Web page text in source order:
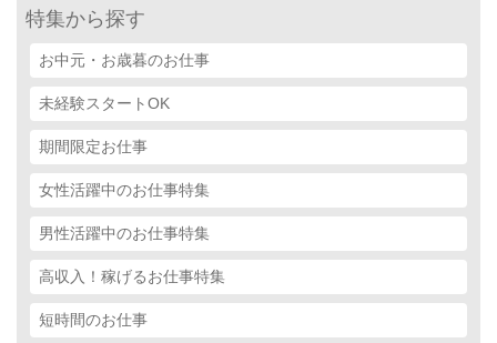
特集から探す
お中元・お歳暮のお仕事
未経験スタートOK
期間限定お仕事
女性活躍中のお仕事特集
男性活躍中のお仕事特集
高収入！稼げるお仕事特集
短時間のお仕事